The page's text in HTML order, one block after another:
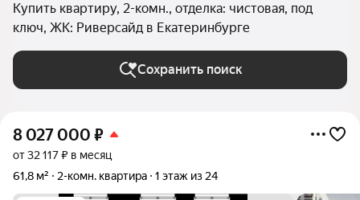
Купить квартиру, 2-комн., отделка: чистовая, под
ключ, ЖК: Риверсайд в Екатеринбурге
Сохранить поиск
8 027 000 ₽
от 32 117 ₽ в месяц
61,8 м²
2-комн. квартира 1 этаж из 24